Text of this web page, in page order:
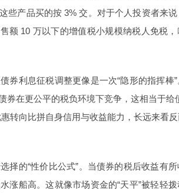
些产品买的按 3% 交。对于个人投资者来
额 10 万以下的增值税小规模纳税人免税
券利息征税调整更像是一次“隐形的指挥棒
券在更公平的税负环境下竞争，这相当于给
转向比拼自身信用与收益能力，长远来看
择的“性价比公式”。当债券的税后收益有
涨船高。这就像市场资金的“天平”被轻轻